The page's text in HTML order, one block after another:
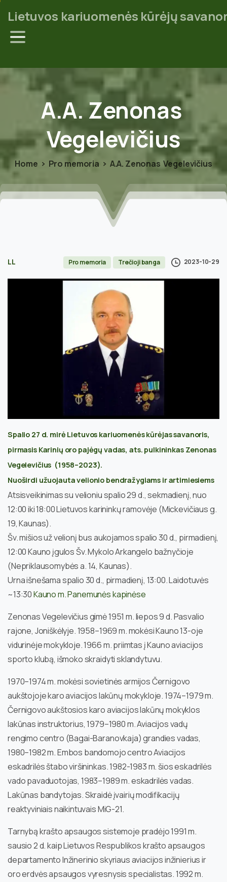
Lietuvos kariuomenės kūrėjų
A.A. Zenonas
Vegelevičius
Home Pro memoria A.A. Zenonas Vegelevičius
LL Pro memoria Trečioji banga 2023-10-29
Spalio 27 d. mirė Lietuvos kariuomenės kūrėjas savanoris,
pirmasis Karinių oro pajėgų vadas, ats. pulkininkas Zenonas
Vegelevičius (1958–2023).
Nuoširdi užuojauta velionio bendražygiams ir artimiesiems
Atsisveikinimas su velioniu spalio 29 d., sekmadienį, nuo
12:00 iki 18:00 Lietuvos karininkų ramovėje (Mickevičiaus g.
19, Kaunas).
Šv. mišios už velionį bus aukojamos spalio 30 d., pirmadienį,
12:00 Kauno įgulos Šv. Mykolo Arkangelo bažnyčioje
(Nepriklausomybės a. 14, Kaunas).
Urna išnešama spalio 30 d., pirmadienį, 13:00. Laidotuvės
~13:30Kauno m. Panemunės kapinėse
Zenonas Vegelevičius gimė 1951 m. liepos 9 d. Pasvalio
rajone, Joniškėlyje. 1958–1969 m. mokėsi Kauno 13-oje
vidurinėje mokykloje. 1966 m. priimtas į Kauno aviacijos
sporto klubą, išmoko skraidyti sklandytuvu.
1970–1974 m. mokėsi sovietinės armijos Černigovo
aukštojoje karo aviacijos lakūnų mokykloje. 1974–1979 m.
Černigovo aukštosios karo aviacijos lakūnų mokyklos
lakūnas instruktorius, 1979–1980 m. Aviacijos vadų
rengimo centro (Bagai-Baranovkaja) grandies vadas,
1980–1982 m. Embos bandomojo centro Aviacijos
eskadrilės štabo viršininkas. 1982-1983 m. šios eskadrilės
vado pavaduotojas, 1983–1989 m. eskadrilės vadas.
Lakūnas bandytojas. Skraidė įvairių modifikacijų
reaktyviniais naikintuvais MiG-21.
Tarnybą krašto apsaugos sistemoje pradėjo 1991 m.
sausio 2 d. kaip Lietuvos Respublikos krašto apsaugos
departamento Inžinerinio skyriaus aviacijos inžinierius ir
oro erdvės apsaugos vyresnysis specialistas. 1992 m.